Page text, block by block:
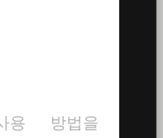
용 방법을